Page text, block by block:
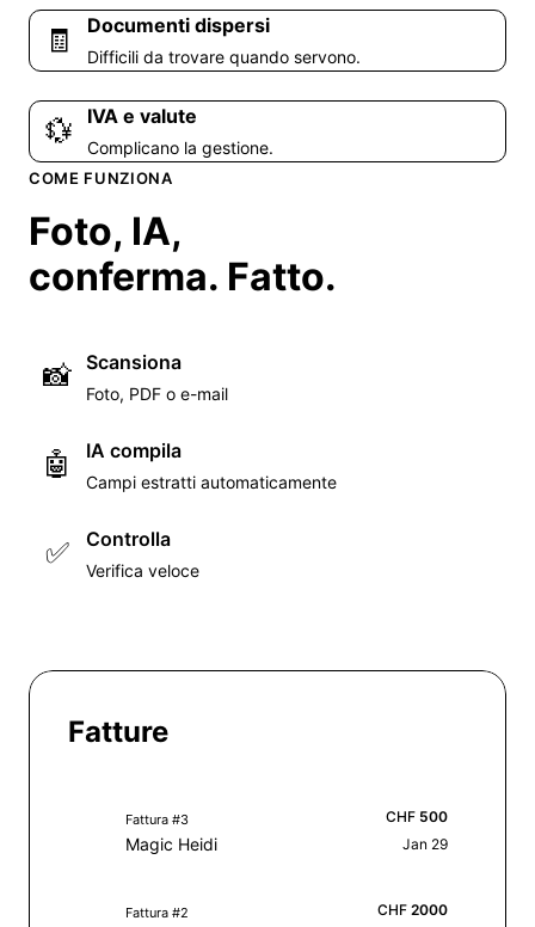
🧾 Documenti dispersi
Difficili da trovare quando servono.
💱 IVA e valute
Complicano la gestione.
COME FUNZIONA
Foto, IA,
conferma. Fatto.
📸 Scansiona
Foto, PDF o e-mail
🤖 IA compila
Campi estratti automaticamente
✅ Controlla
Verifica veloce
Fatture
Fattura #3
Magic Heidi
CHF 500
Jan 29
Fattura #2 CHF 2000